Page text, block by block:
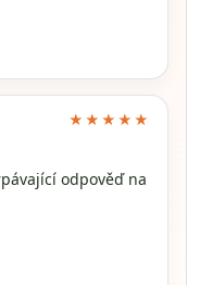
★★★★★
odpověď na